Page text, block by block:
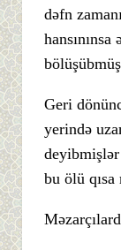
dəfn
Geri
yerində
deyibmişlər
bu ölü qısa